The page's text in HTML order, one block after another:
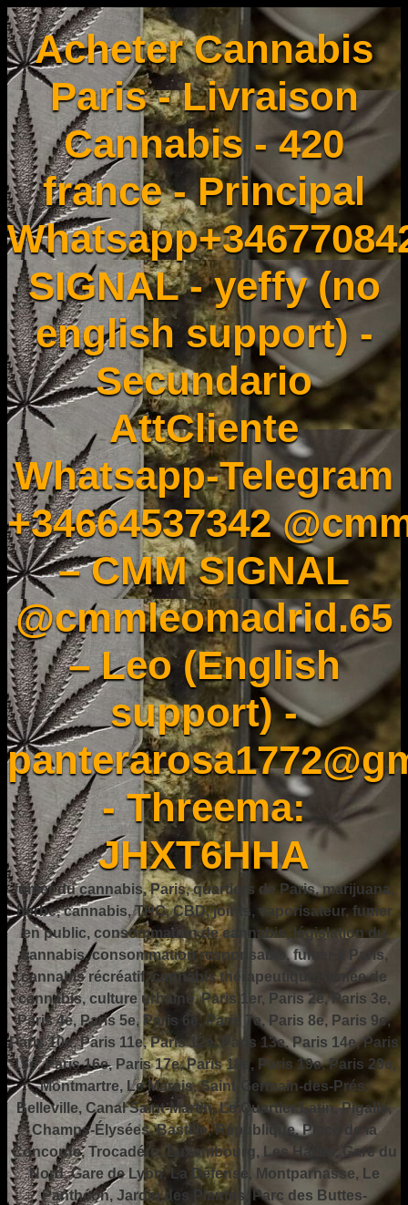
Acheter Cannabis
Paris - Livraison
Cannabis - 420
france - Principal
SIGNAL - yeffy (no
english support) -
Secundario
AttCliente
Whatsapp-Telegram
+34664537342
– CMM SIGNAL
@cmmleomadrid.65
– Leo (English
support) -
- Threema:
JHXT6HHA
fumer du cannabis, Paris, quartiers de Paris, marijuana,
herbe, cannabis, THC, CBD, joints, vaporisateur, fumer
en public, consommation de cannabis, législation du
cannabis, consommation responsable, fumer à Paris,
cannabis récréatif, cannabis thérapeutique, fumée de
cannabis, culture urbaine, Paris 1er, Paris 2e, Paris 3e,
Paris 4e, Paris 5e, Paris 6e, Paris 7e, Paris 8e, Paris 9e,
Paris 10e, Paris 11e, Paris 12e, Paris 13e, Paris 14e, Paris
15e, Paris 16e, Paris 17e, Paris 18e, Paris 19e, Paris 20e,
Montmartre, Le Marais, Saint-Germain-des-Prés,
Belleville, Canal Saint-Martin, Le Quartier Latin, Pigalle,
Champs-Élysées, Bastille, République, Place de la
Concorde, Trocadéro, Luxembourg, Les Halles, Gare du
Nord, Gare de Lyon, La Défense, Montparnasse, Le
Panthéon, Jardin des Plantes, Parc des Buttes-